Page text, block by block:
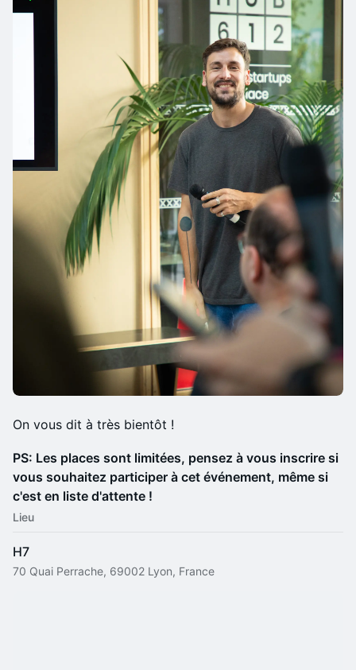
​On vous dit à très bientôt !
PS: Les places sont limitées, pensez à vous inscrire si
vous souhaitez participer à cet événement, même si
c'est en liste d'attente !
Lieu
H7
70 Quai Perrache, 69002 Lyon, France